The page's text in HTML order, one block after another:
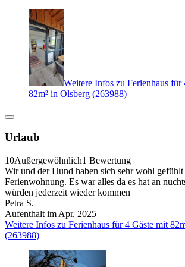
Weitere Infos zu Ferienhaus für
82m² in Olsberg (263988)
Urlaub
10Außergewöhnlich1 Bewertung
Wir und der Hund haben sich sehr wohl
Ferienwohnung. Es war alles da es hat an
würden jederzeit wieder kommen
Petra S.
Aufenthalt im Apr. 2025
Weitere Infos zu Ferienhaus für 4 Gäste mit
(263988)